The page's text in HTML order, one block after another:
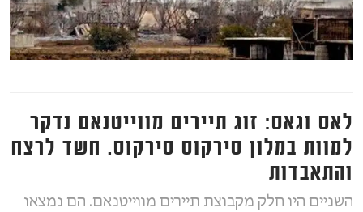
לאס וגאס: זוג תיירים מווייטנאם נדקר
למוות במלון סירקוס סירקוס. חשד לרצח
והתאבדות
השניים היו חלק מקבוצת תיירים מווייטנאם. הם נמצאו